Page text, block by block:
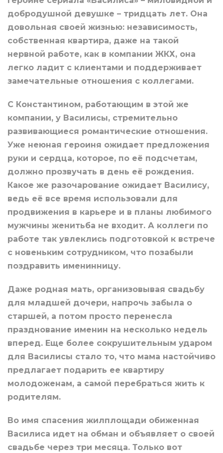
добродушной девушке – тридцать лет. Она
довольная своей жизнью: независимость,
собственная квартира, даже на такой
нервной работе, как в компании ЖКХ, она
легко ладит с клиентами и поддерживает
замечательные отношения с коллегами.
С Константином, работающим в этой же
компании, у Василисы, стремительно
развивающиеся романтические отношения.
Уже неюная героиня ожидает предложения
руки и сердца, которое, по её подсчетам,
должно прозвучать в день её рождения.
Какое же разочарование ожидает Василису,
ведь её все время использовали для
продвижения в карьере и в планы любимого
мужчины женитьба не входит. А коллеги по
работе так увлеклись подготовкой к встрече
с новеньким сотрудником, что позабыли
поздравить именинницу.
Даже родная мать, организовывая свадьбу
для младшей дочери, напрочь забыла о
старшей, а потом просто перенесла
празднование именин на несколько недель
вперед. Еще более сокрушительным ударом
для Василисы стало то, что мама настойчиво
предлагает подарить ее квартиру
молодоженам, а самой перебраться жить к
родителям.
Во имя спасения жилплощади обиженная
Василиса идет на обман и объявляет о своей
свадьбе через три месяца. Только вот